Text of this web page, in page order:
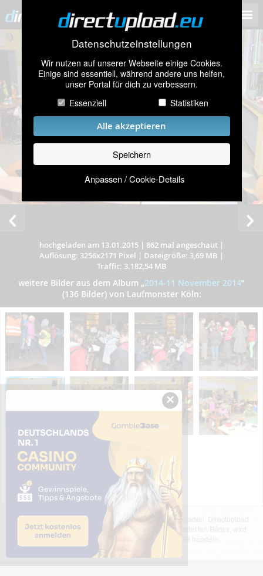
Datenschutzeinstellungen
Wir nutzen auf unserer Webseite einige Cookies.
Einige sind essentiell, während andere uns helfen,
unser Portal für dich zu verbessern.
Essenziell
Statistiken
Alle akzeptieren
Speichern
Anpassen / Cookie-Details
hochgeladen am 13.01.2015 | 862 mal angeschaut |
Auflösung: 3256x2171 Pixel | Dateigröße: 3,69 MB |
Traffic: 3.182,54 MB
weitere Bilder aus dem Album „2014-11 November 2014”
(136 Bilder) von Laufmonster Köln:
Das dargestellte Bild wurde von einem Nutzer hochgeladen. Directupload
übernimmt keinerlei Haftung für den Inhalt des dargestellten Bildes, wird
jedoch bei Verstößen nach §2(3) unserer AGB handeln.
×